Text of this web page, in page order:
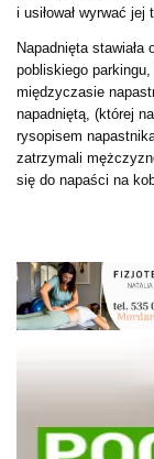
i usiłował wyrwać jej
Napadnięta stawiała
pobliskiego
międzyczasie
napadniętą, (której
rysopisem
zatrzymali
się do napaści na